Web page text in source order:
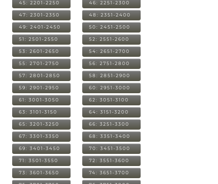
45: 2201-2250 46: 2251-2300
47: 2301-2350 48: 2351-2400
49: 2401-2450 50: 2451-2500
51: 2501-2550 52: 2551-2600
53: 2601-2650 54: 2651-2700
55: 2701-2750 56: 2751-2800
57: 2801-2850 58: 2851-2900
59: 2901-2950 60: 2951-3000
61: 3001-3050 62: 3051-3100
63: 3101-3150 64: 3151-3200
65: 3201-3250 66: 3251-3300
67: 3301-3350 68: 3351-3400
69: 3401-3450 70: 3451-3500
71: 3501-3550 72: 3551-3600
73: 3601-3650 74: 3651-3700